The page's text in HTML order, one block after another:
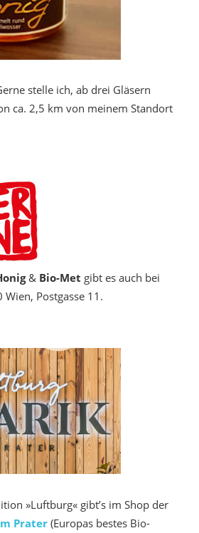
stelle ich, ab drei Gläsern
ca. 2,5 km von meinem Standort
& Bio-Met gibt es auch bei
Wien, Postgasse 11.
»Luftburg« gibt’s im Shop der
Prater(Europas bestes Bio-